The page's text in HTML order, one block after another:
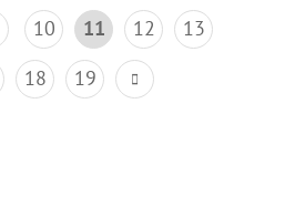
10 11 12
13
18 19